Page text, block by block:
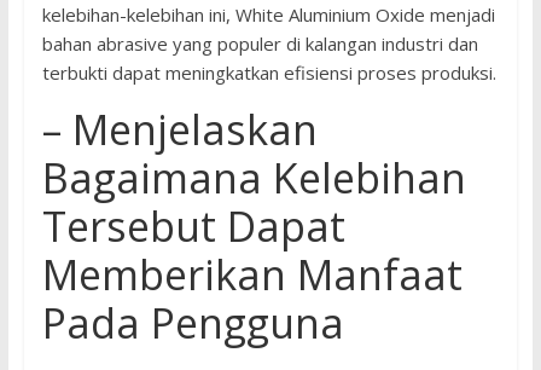
kelebihan-kelebihan ini, White Aluminium Oxide menjadi
bahan abrasive yang populer di kalangan industri dan
terbukti dapat meningkatkan efisiensi proses produksi.
– Menjelaskan
Bagaimana Kelebihan
Tersebut Dapat
Memberikan Manfaat
Pada Pengguna